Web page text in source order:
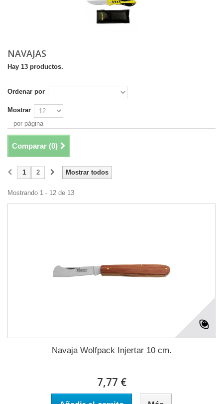
NAVAJAS
Hay 13 productos.
Ordenar por
Mostrar
por página
Comparar (0)
Mostrar todos
1 2
Mostrando 1 - 12 de 13
Navaja Wolfpack Injertar 10 cm.
7,77 €